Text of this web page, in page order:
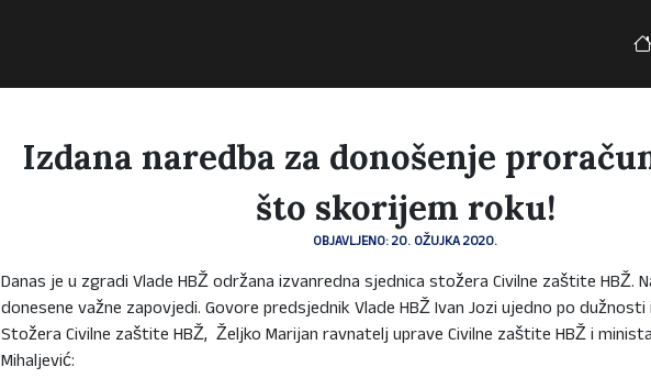
Izdana naredba za donošenje
što skorijem roku!
OBJAVLJENO: 20. OŽUJKA 2020.
Danas je u zgradi Vlade HBŽ održana izvanredna sjednica stožera Civilne zaštite HBŽ.
donesene važne zapovjedi. Govore predsjednik Vlade HBŽ Ivan Jozi ujedno po
Stožera Civilne zaštite HBŽ, Željko Marijan ravnatelj uprave Civilne zaštite HBŽ i
Mihaljević: